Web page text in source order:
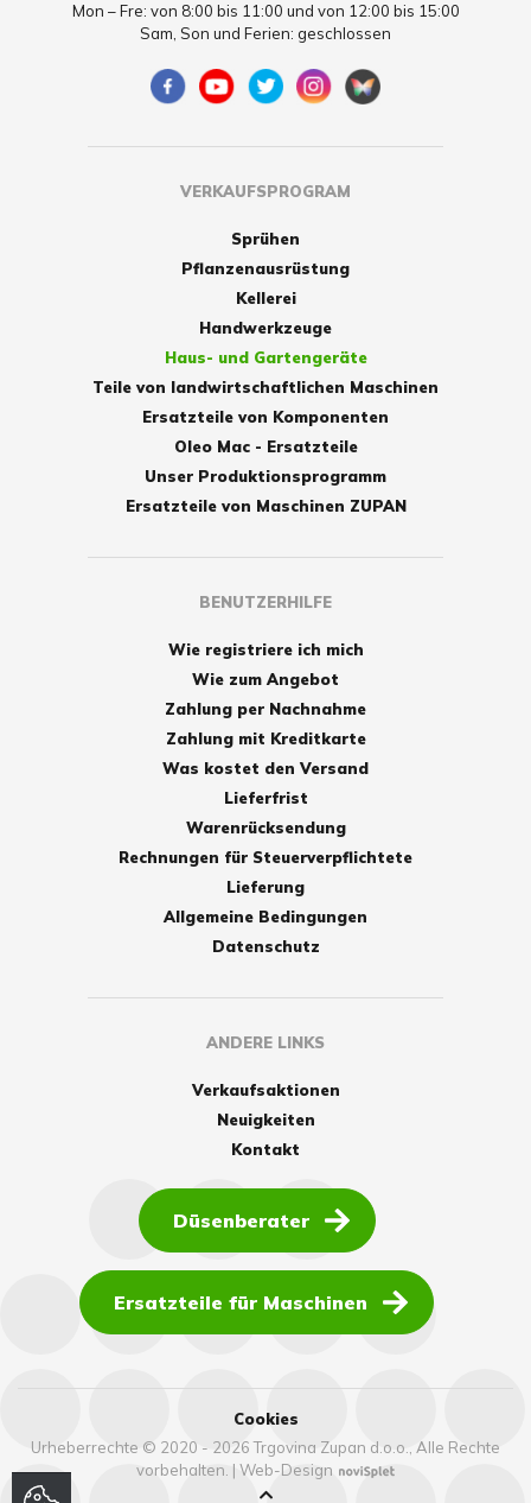
Mon – Fre: von 8:00 bis 11:00 und von 12:00 bis 15:00
Sam, Son und Ferien: geschlossen
VERKAUFSPROGRAM
Sprühen
Pflanzenausrüstung
Kellerei
Handwerkzeuge
Haus- und Gartengeräte
Teile von landwirtschaftlichen Maschinen
Ersatzteile von Komponenten
Oleo Mac - Ersatzteile
Unser Produktionsprogramm
Ersatzteile von Maschinen ZUPAN
BENUTZERHILFE
Wie registriere ich mich
Wie zum Angebot
Zahlung per Nachnahme
Zahlung mit Kreditkarte
Was kostet den Versand
Lieferfrist
Warenrücksendung
Rechnungen für Steuerverpflichtete
Lieferung
Allgemeine Bedingungen
Datenschutz
ANDERE LINKS
Verkaufsaktionen
Neuigkeiten
Kontakt
Düsenberater
Ersatzteile für Maschinen
Cookies
Urheberrechte © 2020 - 2026 Trgovina Zupan d.o.o., Alle Rechte
vorbehalten. | Web-Design